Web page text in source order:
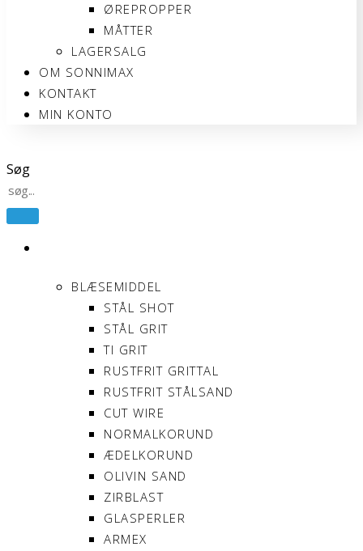
ØREPROPPER
MÅTTER
LAGERSALG
OM SONNIMAX
KONTAKT
MIN KONTO
Søg
BLÆSEMIDDEL
STÅL SHOT
STÅL GRIT
TI GRIT
RUSTFRIT GRITTAL
RUSTFRIT STÅLSAND
CUT WIRE
NORMALKORUND
ÆDELKORUND
OLIVIN SAND
ZIRBLAST
GLASPERLER
ARMEX